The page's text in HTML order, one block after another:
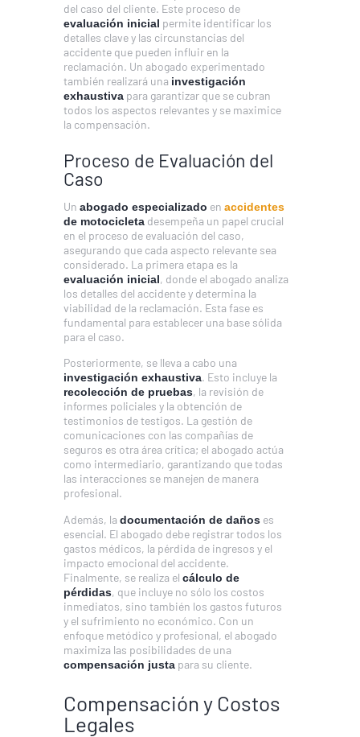
del caso del cliente. Este proceso de
evaluación inicial permite identificar los
detalles clave y las circunstancias del
accidente que pueden influir en la
reclamación. Un abogado experimentado
también realizará una investigación
exhaustiva para garantizar que se cubran
todos los aspectos relevantes y se maximice
la compensación.
Proceso de Evaluación del
Caso
Un abogado especializado en accidentes
de motocicleta desempeña un papel crucial
en el proceso de evaluación del caso,
asegurando que cada aspecto relevante sea
considerado. La primera etapa es la
evaluación inicial, donde el abogado analiza
los detalles del accidente y determina la
viabilidad de la reclamación. Esta fase es
fundamental para establecer una base sólida
para el caso.
Posteriormente, se lleva a cabo una
investigación exhaustiva. Esto incluye la
recolección de pruebas, la revisión de
informes policiales y la obtención de
testimonios de testigos. La gestión de
comunicaciones con las compañías de
seguros es otra área crítica; el abogado actúa
como intermediario, garantizando que todas
las interacciones se manejen de manera
profesional.
Además, la documentación de daños es
esencial. El abogado debe registrar todos los
gastos médicos, la pérdida de ingresos y el
impacto emocional del accidente.
Finalmente, se realiza el cálculo de
pérdidas, que incluye no sólo los costos
inmediatos, sino también los gastos futuros
y el sufrimiento no económico. Con un
enfoque metódico y profesional, el abogado
maximiza las posibilidades de una
compensación justa para su cliente.
Compensación y Costos
Legales